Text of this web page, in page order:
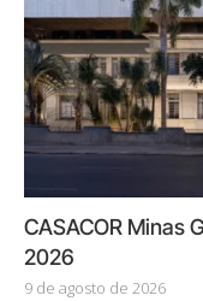
CASACOR Minas
2026
9 de agosto de 2026